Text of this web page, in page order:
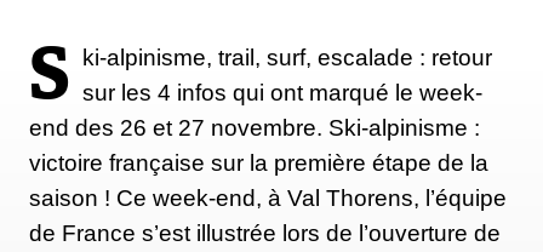
S ki-alpinisme, trail, surf, escalade : retour
sur les 4 infos qui ont marqué le week-
end des 26 et 27 novembre. Ski-alpinisme :
victoire française sur la première étape de la
saison ! Ce week-end, à Val Thorens, l’équipe
de France s’est illustrée lors de l’ouverture de